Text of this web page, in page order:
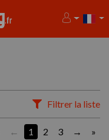
Filtrer la liste
1 2 3 »